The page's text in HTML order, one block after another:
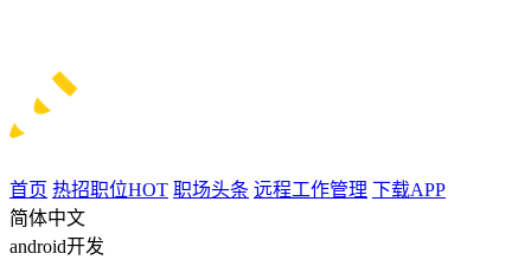
首页 热招职位HOT 职场头条 远程工作管理 下载APP
简体中文
android开发